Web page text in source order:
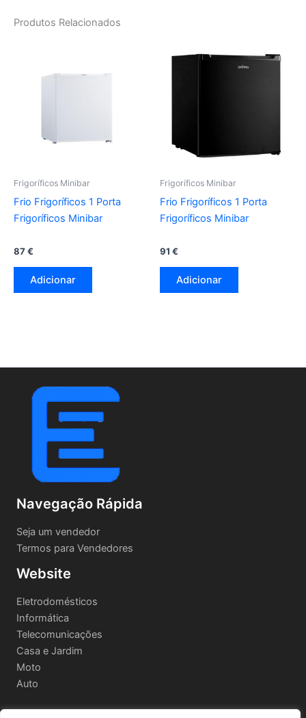
Produtos Relacionados
Frigoríficos Minibar
Frio Frigoríficos 1 Porta
Frigoríficos Minibar
87€
Adicionar
Frigoríficos Minibar
Frio Frigoríficos 1 Porta
Frigoríficos Minibar
91 €
Adicionar
Navegação Rápida
Seja um vendedor
Termos para Vendedores
Website
Eletrodomésticos
Informática
Telecomunicações
Casa e Jardim
Moto
Auto